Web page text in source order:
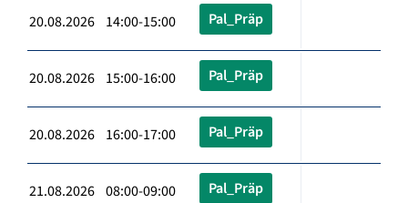
20.08.2026 14:00-15:00 Pal_Präp
20.08.2026 15:00-16:00 Pal_Präp
20.08.2026 16:00-17:00 Pal_Präp
21.08.2026 08:00-09:00 Pal_Präp